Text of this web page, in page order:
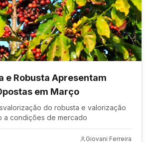
e Robusta Apresentam
em Março
do robusta e valorização
a condições de mercado
Giovani Ferreira